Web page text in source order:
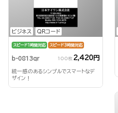
ビジネス QRコード
スピード1時間対応 スピード3時間対応
b-0813qr 100枚 2,420円
統一感のあるシンプルでスマートなデ
ザイン！